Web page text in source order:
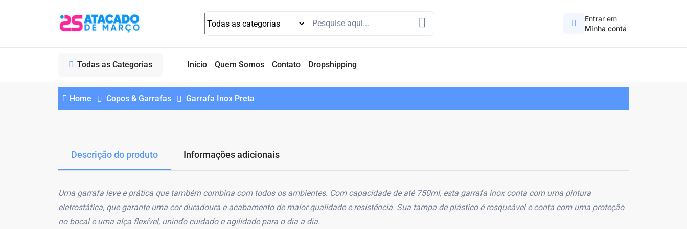
Entrar em
Minha conta
Todas as Categorias Início Quem Somos Contato Dropshipping
Home Copos & Garrafas Garrafa Inox Preta
Descrição do produto Informações adicionais
Uma garrafa leve e prática que também combina com todos os ambientes. Com capacidade de até 750ml, esta garrafa inox conta com uma pintura
eletrostática, que garante uma cor duradoura e acabamento de maior qualidade e resistência. Sua tampa de plástico é rosqueável e conta com uma proteção
no bocal e uma alça flexível, unindo cuidado e agilidade para o dia a dia.